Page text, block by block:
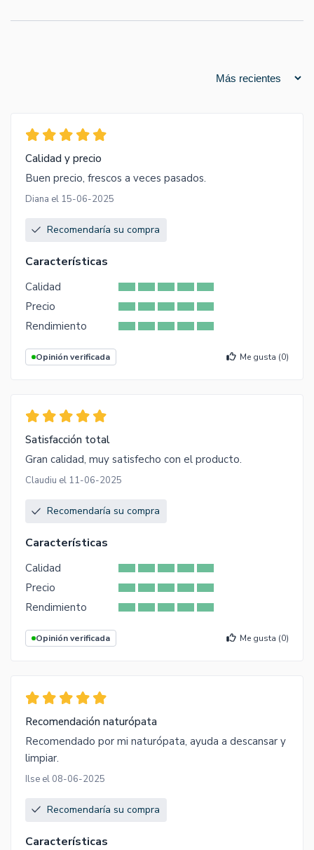
Calidad y precio
Buen precio, frescos a veces pasados.
Diana el 15-06-2025
Recomendaría su compra
Características
Calidad
Precio
Rendimiento
Opinión verificada Me gusta (0)
Satisfacción total
Gran calidad, muy satisfecho con el producto.
Claudiu el 11-06-2025
Recomendaría su compra
Características
Calidad
Precio
Rendimiento
Opinión verificada Me gusta (0)
Recomendación naturópata
Recomendado por mi naturópata, ayuda a descansar y
limpiar.
Ilse el 08-06-2025
Recomendaría su compra
Características